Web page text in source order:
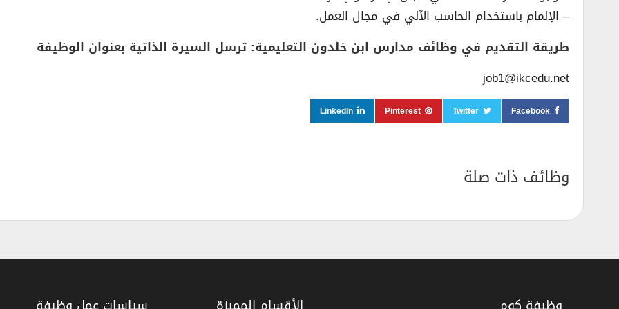
– الإلمام باستخدام الحاسب الآلي في مجال العمل.
طريقة التقديم في وظائف مدارس ابن خلدون التعليمية: ترسل السيرة الذاتية بعنوان الوظيفة
job1@ikcedu.net
Facebook
Twitter
Pinterest
LinkedIn
وظائف ذات صلة